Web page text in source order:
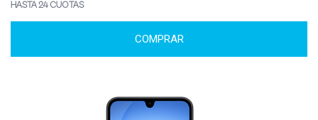
HASTA 24 CUOTAS
COMPRAR